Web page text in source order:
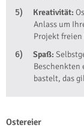
Kreativität:
Anlass um
Projekt freien
Spaß:
Beschenkten
bastelt, das
Ostereier